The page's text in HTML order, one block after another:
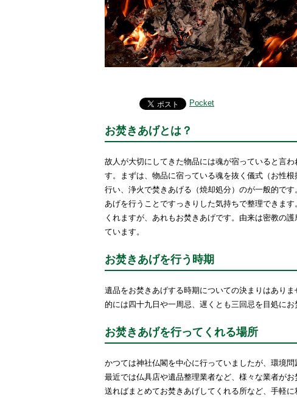
Pocket
お焚きあげとは？
故人が大切にしてきた物品には魂が宿っていると言
す。まずは、物品に宿っている魂を抜く儀式（お性
行い、浄火で焚きあげる（焼却処分）のが一般的で
あげを行うことですっきりした気持ちで整理できま
くれますが、あれもお焚きあげです。由来は密教の
ています。
お焚きあげを行う時期
遺品をお焚きあげする時期についての決まりはあり
的には四十九日や一周忌、遅くとも三回忌を目処にお
お焚きあげを行ってくれる場所
かつては神社仏閣を中心に行っていましたが、環境
最近では仏具店や遺品整理業者など、様々な業者が
送ればまとめてお焚きあげしてくれる所など、手軽に